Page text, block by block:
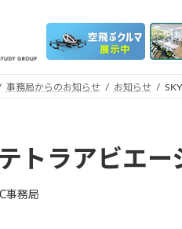
事務局からのお知らせ お知らせ
トラアビエ
事務局